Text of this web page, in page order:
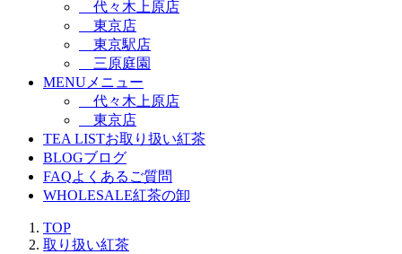
代々木上原店
東京店
東京駅店
三原庭園
MENU メニュー
代々木上原店
東京店
TEA LISTお取り扱い紅茶
BLOGブログ
FAQよくあるご質問
WHOLESALE紅茶の卸
TOP
取り扱い紅茶